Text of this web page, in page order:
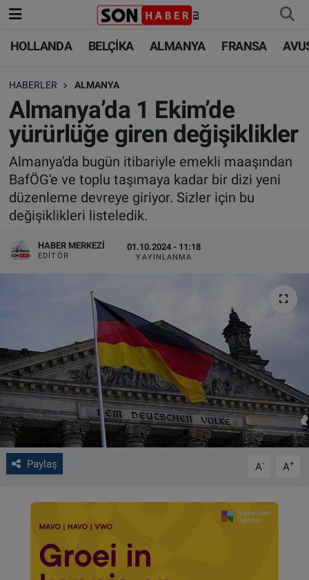
HOLLANDA BELÇİKA ALMANYA FRANSA
HABERLER ALMANYA
Almanya’da 1 Ekim’de
yürürlüğe giren değişiklikler
Almanya'da bugün itibariyle emekli maaşından
BafÖG'e ve toplu taşımaya kadar bir dizi yeni
düzenleme devreye giriyor. Sizler için bu
değişiklikleri listeledik.
HABER MERKEZI
EDITÖR
01.10.2024 - 11:18
YAYINLANMA
Paylaş A- A+
HOLLANDA
BELÇİKA
ALMANYA
FRANSA
AVUSTURYA
BİLİM-TEKNOLOJİ
HOLLANDA
BELÇİKA
ALMANYA
TÜRKİYE
DÜNYA
FOTO GALERİ
VIDEO GALERİ
ALGEMENE VOORWAARDEN
CONTACT
Çerez Politikası
Nöbetçi Eczaneler
Hava Durumu
Trafik Durumu
Süper Lig Puan Durumu ve Fikstür
Tüm Manşetler